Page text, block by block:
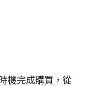
機完成購買，從